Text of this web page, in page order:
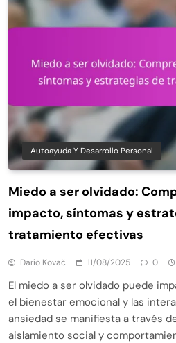
Autoayuda Y Desarrollo Personal
Miedo a ser olvidado:
impacto, síntomas y
tratamiento efectivas
Dario Kovač 11/08/2025 0
El miedo a ser olvidado puede
el bienestar emocional y las
ansiedad se manifiesta a través
aislamiento social y